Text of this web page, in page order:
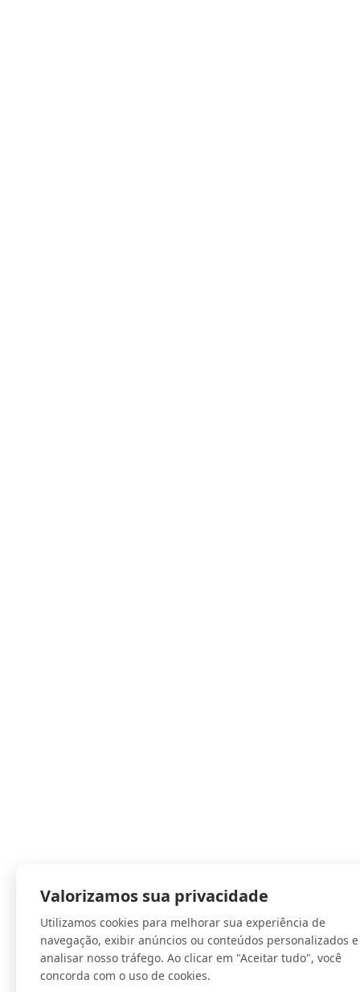
Valorizamos sua privacidade
Utilizamos cookies para melhorar sua experiência de
navegação, exibir anúncios ou conteúdos personalizados e
analisar nosso tráfego. Ao clicar em "Aceitar tudo", você
concorda com o uso de cookies.